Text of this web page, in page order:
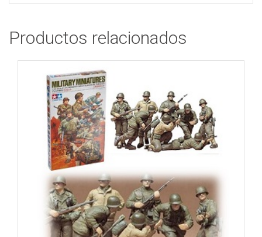
Productos relacionados